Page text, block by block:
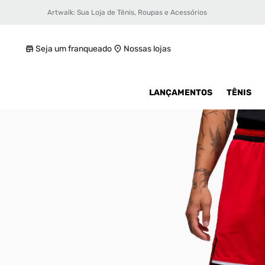
Artwalk: Sua Loja de Tênis, Roupas e Acessórios
Seja um franqueado Nossas lojas
LANÇAMENTOS TÊNIS
Shorts Jordan Dri-Fit Sport Masculino